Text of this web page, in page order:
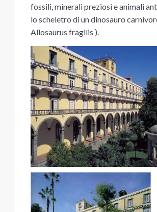
fossili, minerali preziosi e animali
lo scheletro di un dinosauro
Allosaurus fragilis ).